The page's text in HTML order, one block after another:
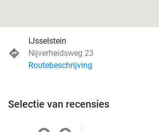
IJsselstein
Nijverheidsweg 23
Routebeschrijving
Selectie van recensies